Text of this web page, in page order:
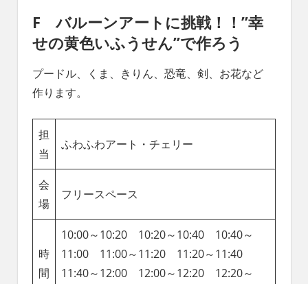
F バルーンアートに挑戦！！”幸
せの黄色いふうせん”で作ろう
プードル、くま、きりん、恐竜、剣、お花など
作ります。
担
当
ふわふわアート・チェリー
会
場
フリースペース
時
間
10:00～10:20 10:20～10:40 10:40～
11:00 11:00～11:20 11:20～11:40
11:40～12:00 12:00～12:20 12:20～